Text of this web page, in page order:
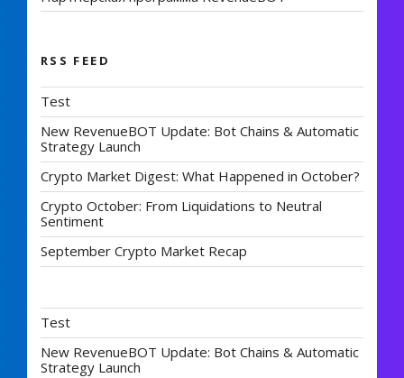
RSS FEED
Test
New RevenueBOT Update: Bot Chains & Automatic
Strategy Launch
Crypto Market Digest: What Happened in October?
Crypto October: From Liquidations to Neutral
Sentiment
September Crypto Market Recap
Test
New RevenueBOT Update: Bot Chains & Automatic
Strategy Launch